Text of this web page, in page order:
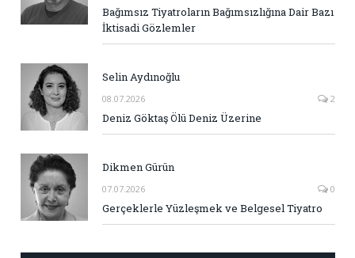
Bağımsız Tiyatroların Bağımsızlığına Dair Bazı
İktisadi Gözlemler
Selin Aydınoğlu
08.07.2026 2
Deniz Göktaş Ölü Deniz Üzerine
Dikmen Gürün
07.07.2026 0
Gerçeklerle Yüzleşmek ve Belgesel Tiyatro